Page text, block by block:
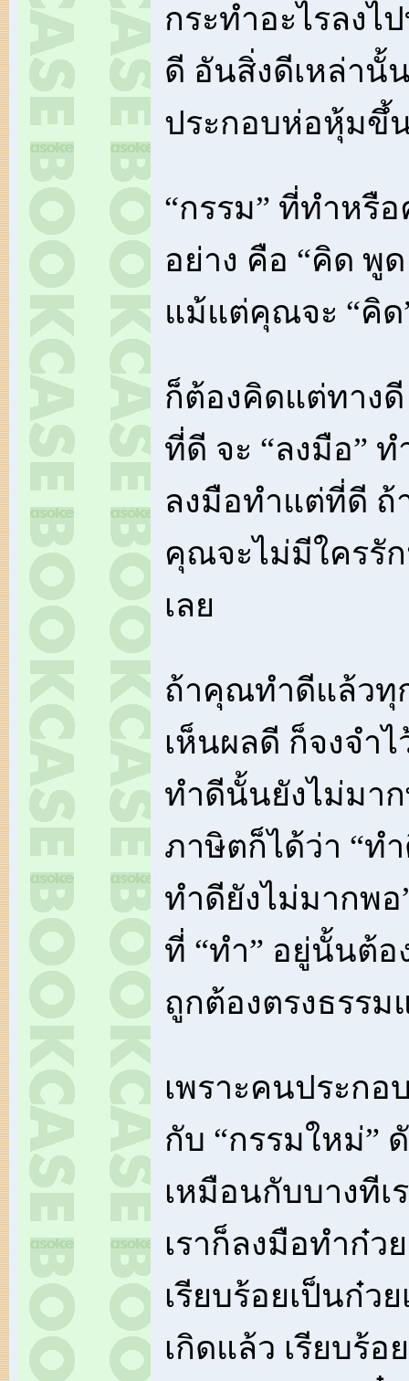
กระทำอะไรลงไ
ดี อันสิ่งดีเหล่านั้
ประกอบห่อหุ้มขึ้
“กรรม” ที่ทำหรื
อย่าง คือ “คิด พู
แม้แต่คุณจะ “คิด
ก็ต้องคิดแต่ทาง
ที่ดี จะ “ลงมือ” ท
ลงมือทำแต่ที่ดี ถ้
คุณจะไม่มีใครรั
เลย
ถ้าคุณทำดีแล้วทุ
เห็นผลดี ก็จงจำ
ทำดีนั้นยังไม่มาก
ภาษิตก็ได้ว่า “ท
ทำดียังไม่มากพ
ที่ “ทำ” อยู่นั้นต้อ
ถูกต้องตรงธรรม
เพราะคนประกอ
กับ “กรรมใหม่”
เหมือนกับบางทีเ
เราก็ลงมือทำก๋ว
เรียบร้อยเป็นก๋ว
เกิดแล้ว เรียบร้